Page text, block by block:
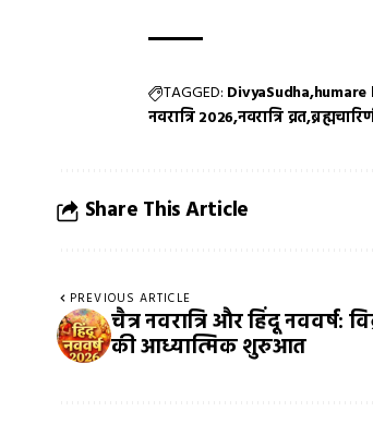
TAGGED: DivyaSudhahumare
नवरात्रि 2026नवरात्रि व्रत
Share This Article
PREVIOUS ARTICLE
चैत्र नवरात्रि और हिंदू नववर्ष:
की आध्यात्मिक शुरुआत